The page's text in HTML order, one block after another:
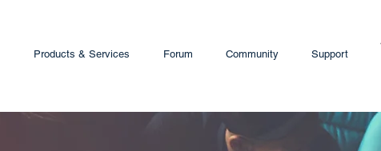
Products & Services Forum Community Support